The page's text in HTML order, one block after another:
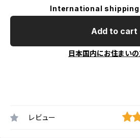
International
Add to cart
日本国内にお住まい
レビュー